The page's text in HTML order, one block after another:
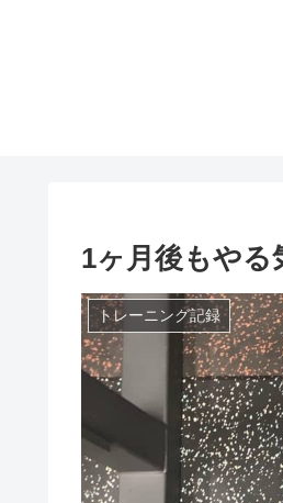
1ヶ月後もやる
トレーニング記録